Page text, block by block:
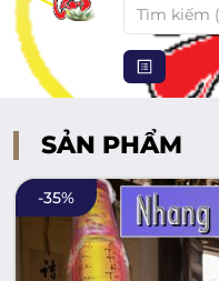
SẢN PHẨM
-35%